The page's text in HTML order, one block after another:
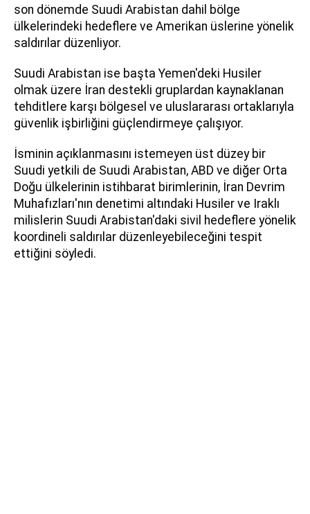
son dönemde Suudi Arabistan dahil bölge
ülkelerindeki hedeflere ve Amerikan üslerine yönelik
saldırılar düzenliyor.
Suudi Arabistan ise başta Yemen'deki Husiler
olmak üzere İran destekli gruplardan kaynaklanan
tehditlere karşı bölgesel ve uluslararası ortaklarıyla
güvenlik işbirliğini güçlendirmeye çalışıyor.
İsminin açıklanmasını istemeyen üst düzey bir
Suudi yetkili de Suudi Arabistan, ABD ve diğer Orta
Doğu ülkelerinin istihbarat birimlerinin, İran Devrim
Muhafızları'nın denetimi altındaki Husiler ve Iraklı
milislerin Suudi Arabistan'daki sivil hedeflere yönelik
koordineli saldırılar düzenleyebileceğini tespit
ettiğini söyledi.